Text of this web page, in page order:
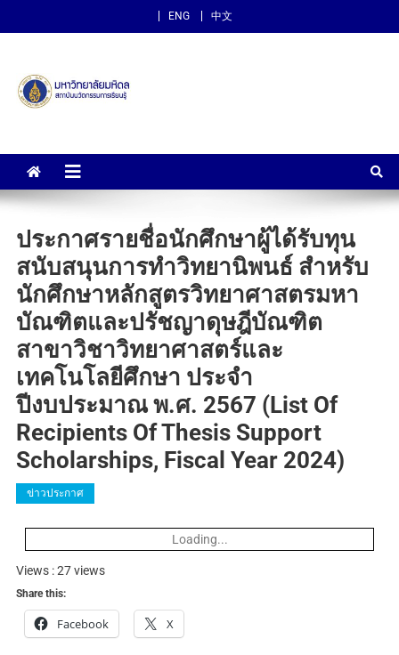
ENG 中文
สถาบันนวัตกรรมการเรียนรู้
ประกาศรายชื่อนักศึกษาผู้ได้รับทุน
สนับสนุนการทำวิทยานิพนธ์ สำหรับ
นักศึกษาหลักสูตรวิทยาศาสตรมหา
บัณฑิตและปรัชญาดุษฎีบัณฑิต
สาขาวิชาวิทยาศาสตร์และ
เทคโนโลยีศึกษา ประจำ
ปีงบประมาณ พ.ศ. 2567 (List Of
Recipients Of Thesis Support
Scholarships, Fiscal Year 2024)
ข่าวประกาศ
Loading...
Views : 27 views
Share this:
Facebook X